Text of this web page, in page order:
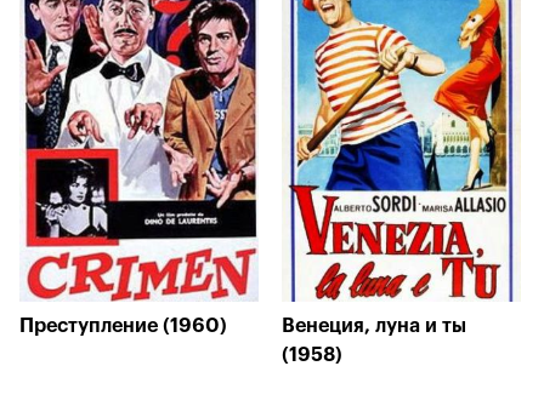
Преступление (1960)
Венеция, луна и ты
(1958)